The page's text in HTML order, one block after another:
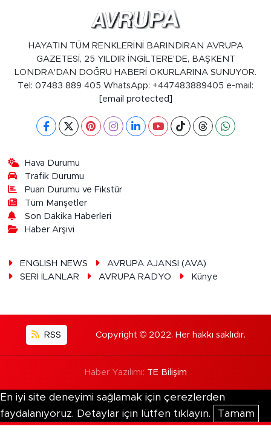
HAYATIN TÜM RENKLERİNİ BARINDIRAN AVRUPA
GAZETESİ, 25 YILDIR İNGİLTERE'DE, BAŞKENT
LONDRA'DAN DOĞRU HABERİ OKURLARINA SUNUYOR.
Tel: 07483 889 405 WhatsApp: +447483889405 e-mail:
[email protected]
Hava Durumu
Trafik Durumu
Puan Durumu ve Fikstür
Tüm Manşetler
Son Dakika Haberleri
Haber Arşivi
ENGLISH NEWS
AVRUPA AJANSI (AVA)
SERİ İLANLAR
AVRUPA RADYO Künye
RSS Copyright © 2022. Her hakkı saklıdır.
Haber Yazılımı: TE Bilişim
En iyi site deneyimi sağlamak için çerezlerden
faydalanıyoruz. Detaylar için lütfen tıklayın.
Tamam